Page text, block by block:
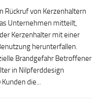
Rückruf von Kerzenhaltern
Unternehmen mitteilt,
Kerzenhalter mit einer
herunterfallen.
Brandgefahr Betroffener
in Nilpferddesign
die...